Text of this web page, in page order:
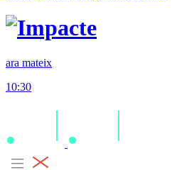
ara mateix
10:30